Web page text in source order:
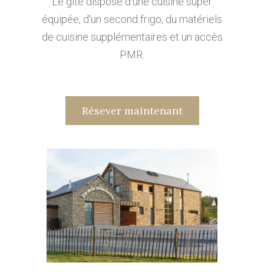
équipée, d'un second frigo, du matériels
de cuisine supplémentaires et un accès
PMR.
Résever maintenant